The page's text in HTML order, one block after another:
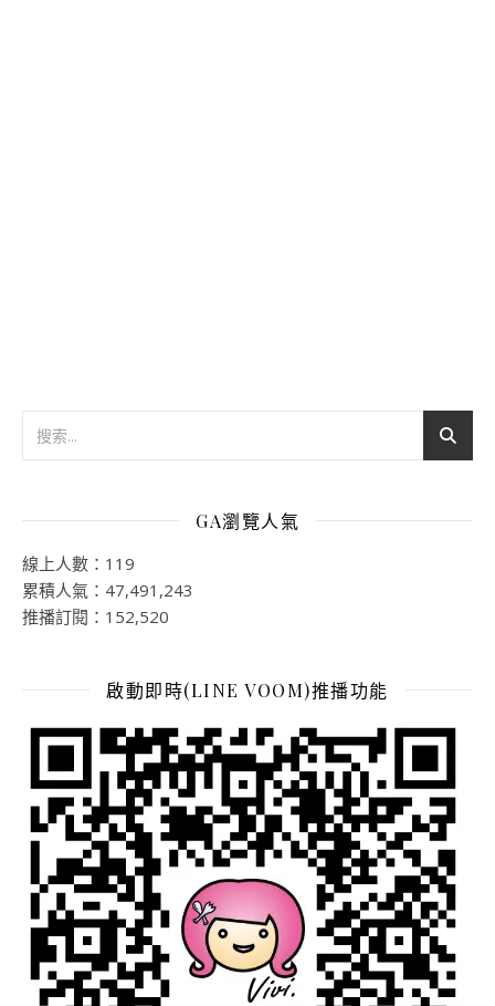
GA瀏覽人氣
線上人數：119
累積人氣：47,491,243
推播訂閱：152,520
啟動即時(LINE VOOM)推播功能